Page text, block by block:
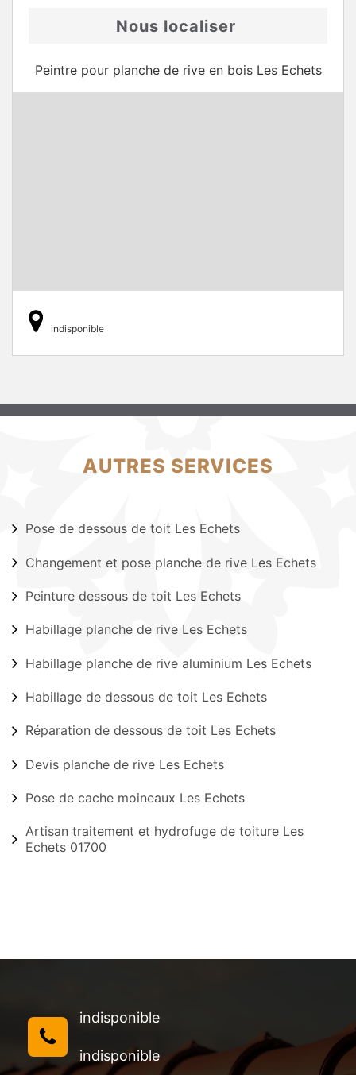
Nous localiser
Peintre pour planche de rive en bois Les Echets
indisponible
AUTRES SERVICES
Pose de dessous de toit Les Echets
Changement et pose planche de rive Les Echets
Peinture dessous de toit Les Echets
Habillage planche de rive Les Echets
Habillage planche de rive aluminium Les Echets
Habillage de dessous de toit Les Echets
Réparation de dessous de toit Les Echets
Devis planche de rive Les Echets
Pose de cache moineaux Les Echets
Artisan traitement et hydrofuge de toiture Les
Echets 01700
indisponible
indisponible